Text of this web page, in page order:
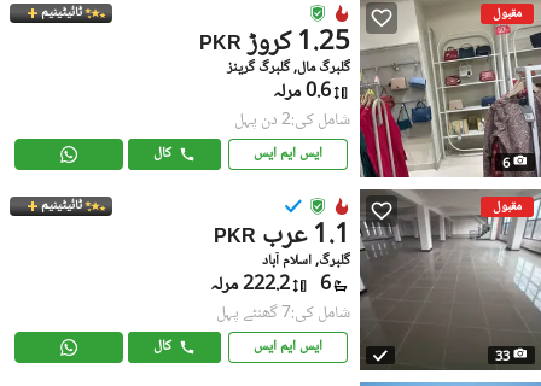
مقبول
6
ٹائیٹینیم
PKR 1.25 کروڑ
گلبرگ مال, گلبرگ گرینز
0.6 مرلہ
شامل کی:2 دن پہل
ایس ایم ایس کال
مقبول
33
ٹائیٹینیم
PKR 1.1 عرب
گلبرگ, اسلام آباد
6 222.2 مرلہ
شامل کی:7 گھنٹے پہل
ایس ایم ایس کال